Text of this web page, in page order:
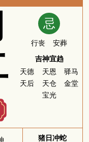
忌
行丧
安葬
吉神宜趋
天德
天恩
驿马
天后
天仓
金堂
宝光
猪日冲蛇